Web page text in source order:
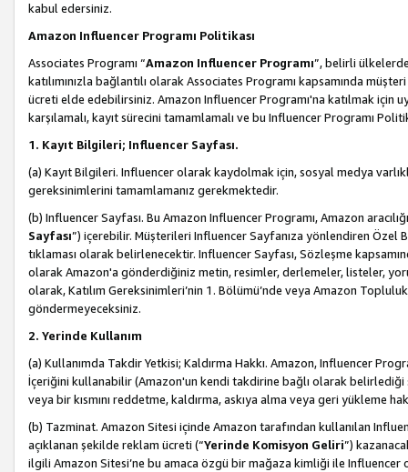
kabul edersiniz.
Amazon Influencer Programı Politikası
Associates Programı “Amazon Influencer Programı”, belirli
katılımınızla bağlantılı olarak Associates Programı kapsamında
ücreti elde edebilirsiniz. Amazon Influencer Programı'na katılmak için
karşılamalı, kayıt sürecini tamamlamalı ve bu Influencer Programı
1. Kayıt Bilgileri; Influencer Sayfası.
(a) Kayıt Bilgileri. Influencer olarak kaydolmak için, sosyal medya
gereksinimlerini tamamlamanız gerekmektedir.
(b) Influencer Sayfası. Bu Amazon Influencer Programı, Amazon
Sayfası”) içerebilir. Müşterileri Influencer Sayfanıza yönlendiren Özel
tıklaması olarak belirlenecektir. Influencer Sayfası, Sözleşme
olarak Amazon'a gönderdiğiniz metin, resimler, derlemeler, listeler,
olarak, Katılım Gereksinimleri’nin 1. Bölümü’nde veya Amazon
göndermeyeceksiniz.
2. Yerinde Kullanım
(a) Kullanımda Takdir Yetkisi; Kaldırma Hakkı. Amazon, Influencer
İçeriğini kullanabilir (Amazon'un kendi takdirine bağlı olarak belirlediği
veya bir kısmını reddetme, kaldırma, askıya alma veya geri yükleme
(b) Tazminat. Amazon Sitesi içinde Amazon tarafından kullanılan
açıklanan şekilde reklam ücreti (“Yerinde Komisyon Geliri”)
ilgili Amazon Sitesi’ne bu amaca özgü bir mağaza kimliği ile Influencer